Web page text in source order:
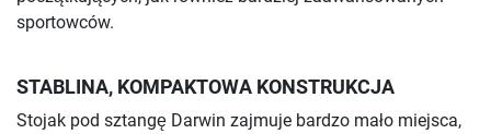
sportowców.
STABLINA, KOMPAKTOWA KONSTRUKCJA
Stojak pod sztangę Darwin zajmuje bardzo mało miejsca,